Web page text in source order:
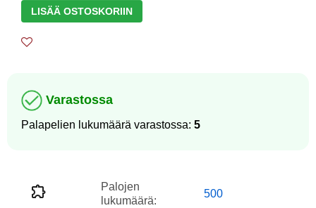
LISÄÄ OSTOSKORIIN
Varastossa
Palapelien lukumäärä varastossa: 5
Palojen
lukumäärä:
500